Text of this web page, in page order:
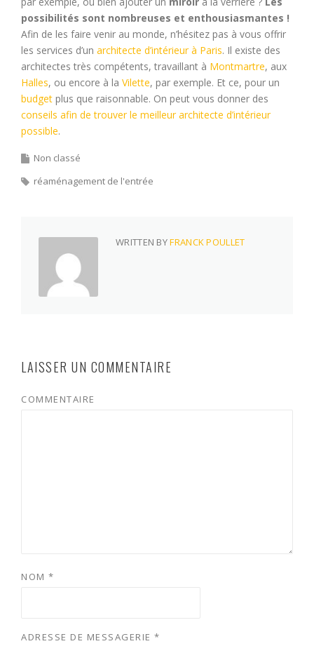
possibilités sont nombreuses et enthousiasmantes !
Afin de les faire venir au monde, n’hésitez pas à vous offrir
les services d’un architecte d’intérieur à Paris. Il existe des
architectes très compétents, travaillant à Montmartre, aux
Halles, ou encore à la Vilette, par exemple. Et ce, pour un
budget plus que raisonnable. On peut vous donner des
conseils afin de trouver le meilleur architecte d’intérieur
possible.
Non classé
réaménagement de l'entrée
WRITTEN BYFRANCK POULLET
LAISSER UN COMMENTAIRE
COMMENTAIRE
NOM *
ADRESSE DE MESSAGERIE *